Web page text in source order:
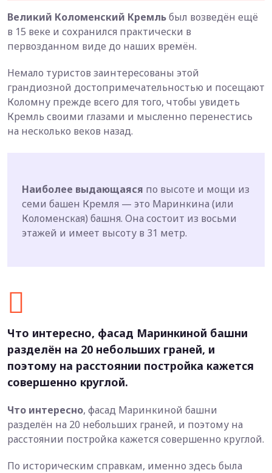
Великий Коломенский Кремльбыл возведён ещё
в 15 веке и сохранился практически в
первозданном виде до наших времён.
Немало туристов заинтересованы этой
грандиозной достопримечательностью и посещают
Коломну прежде всего для того, чтобы увидеть
Кремль своими глазами и мысленно перенестись
на несколько веков назад.
Наиболее выдающаяся по высоте и мощи из
семи башен Кремля — это Маринкина (или
Коломенская) башня. Она состоит из восьми
этажей и имеет высоту в 31 метр.
Что интересно, фасад Маринкиной башни
разделён на 20 небольших граней, и
поэтому на расстоянии постройка кажется
совершенно круглой.
Что интересно, фасад Маринкиной башни
разделён на 20 небольших граней, и поэтому на
расстоянии постройка кажется совершенно круглой.
По историческим справкам, именно здесь была